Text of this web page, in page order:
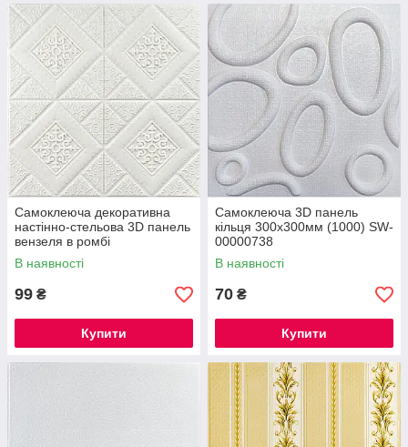
Самоклеюча декоративна
настінно-стельова 3D панель
вензеля в ромбі
700х700х5мм (374) SW-
00000881
В наявності
99 ₴
Купити
Самоклеюча 3D панель
кільця 300x300мм (1000) SW-
00000738
В наявності
70 ₴
Купити